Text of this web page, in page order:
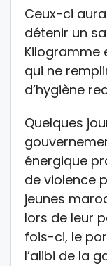
Ceux-ci
détenir un
Kilogramme
qui ne
d’hygiène
Quelques
énergique
de violence
jeunes
lors de leur
fois-ci, le
l’alibi de la